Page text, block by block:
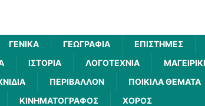
ΓΕΝΙΚΆ ΓΕΩΓΡΑΦΊΑ ΕΠΙΣΤΉΜΕΣ
ΙΣΤΟΡΊΑ ΛΟΓΟΤΕΧΝΊΑ
ΠΕΡΙΒΆΛΛΟΝ ΠΟΙΚΊΛΑ ΘΈΜΑΤΑ
ΚΙΝΗΜΑΤΟΓΡΆΦΟΣ ΧΟΡΌΣ